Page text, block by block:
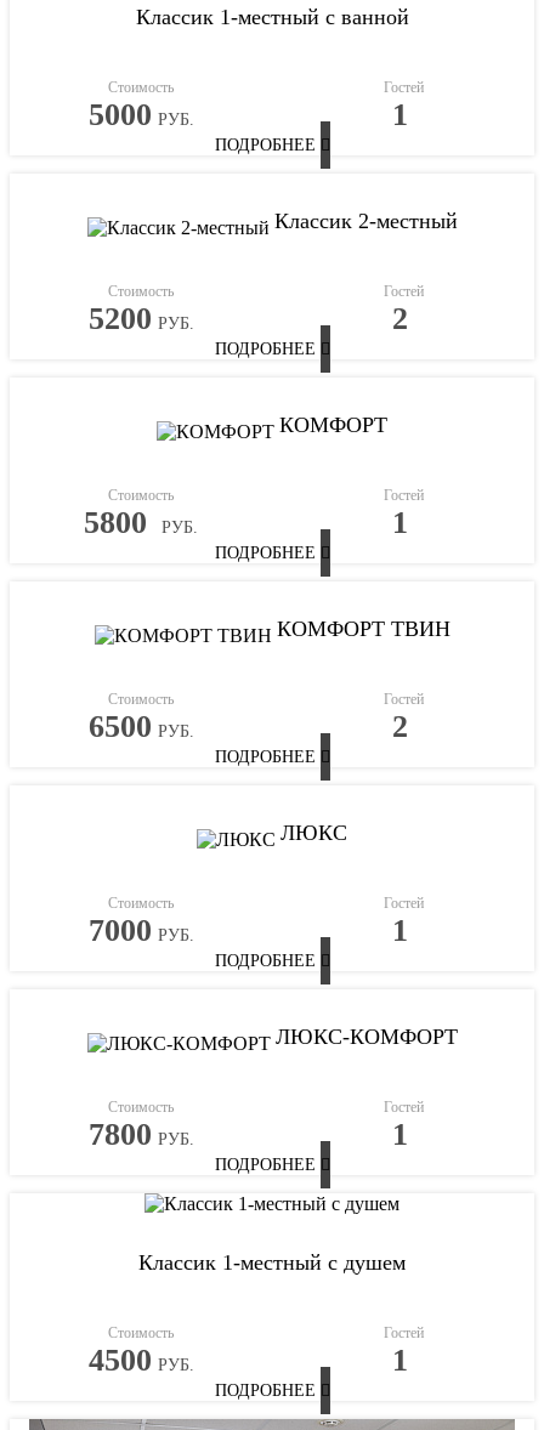
Классик 1-местный с ванной
Стоимость
5000 РУБ.
Гостей
1
ПОДРОБНЕЕ
Классик 2-местный
Стоимость
5200 РУБ.
Гостей
2
ПОДРОБНЕЕ
КОМФОРТ
Стоимость
5800 РУБ.
Гостей
1
ПОДРОБНЕЕ
КОМФОРТ ТВИН
Стоимость
6500 РУБ.
Гостей
2
ПОДРОБНЕЕ
ЛЮКС
Стоимость
7000 РУБ.
Гостей
1
ПОДРОБНЕЕ
ЛЮКС-КОМФОРТ
Стоимость
7800 РУБ.
Гостей
1
ПОДРОБНЕЕ
Классик 1-местный с душем
Стоимость
4500 РУБ.
Гостей
1
ПОДРОБНЕЕ